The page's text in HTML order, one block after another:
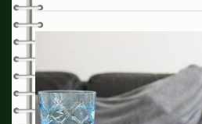
Психология
Ревматология